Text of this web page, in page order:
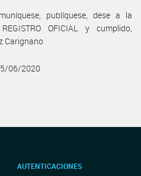
publíquese, dese a la
OFICIAL y cumplido,
Carignano
06/2020
AUTENTICACIONES